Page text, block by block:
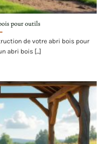
pour outils
de votre abri bois pour
abri bois [...]